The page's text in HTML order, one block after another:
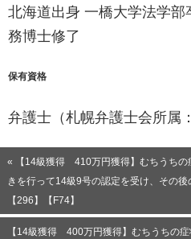
北海道出身 一橋大学法学
務博士修了
保有資格
弁護士（札幌弁護士会所属
« 【14級獲得 410万円獲得】むちうちの
きを行って14級9号の認定を受け、その後
【296】【F74】
【14級獲得 400万円獲得】むちうちの